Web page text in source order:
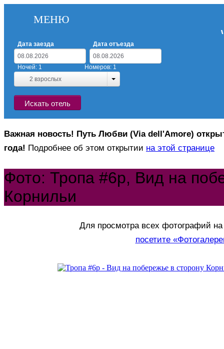
МЕНЮ
Дата заезда Дата отъезда
2 взрослых
Ночей: 1 Номеров: 1
Искать отель
Важная новость! Путь Любви (Via dell'Amore)
года! Подробнее об этом открытии на этой странице
Фото: Тропа #6p, Вид на
Корнильи
Для просмотра всех фотографий
посетите